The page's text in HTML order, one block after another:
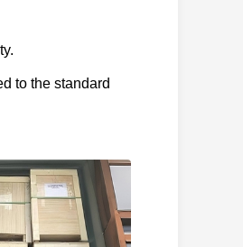
to the standard